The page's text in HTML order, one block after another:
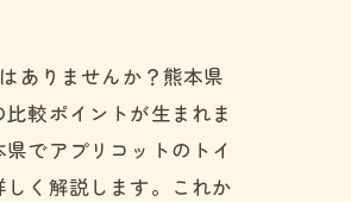
ありませんか？熊本県
較ポイントが生まれま
でアプリコットのトイ
く解説します。これか